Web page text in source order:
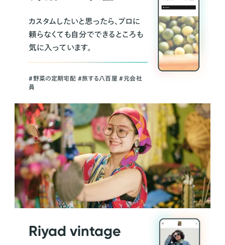
カスタムしたいと思ったら、プロに
頼らなくても自分でできるところも
気に入っています。
＃野菜の定期宅配 ＃旅する八百屋 ＃元会社
員
Riyad vintage